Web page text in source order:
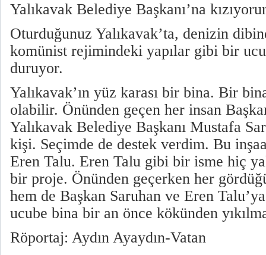
Yalıkavak Belediye Başkanı’na
Oturduğunuz Yalıkavak’ta, denizin
komünist rejimindeki yapılar gibi bir
duruyor.
Yalıkavak’ın yüz karası bir bina. Bir
olabilir. Önünden geçen her insan
Yalıkavak Belediye Başkanı Mustafa
kişi. Seçimde de destek verdim. Bu
Eren Talu. Eren Talu gibi bir isme hiç
bir proje. Önünden geçerken her
hem de Başkan Saruhan ve Eren
ucube bina bir an önce kökünden
Röportaj: Aydın Ayaydın-Vatan